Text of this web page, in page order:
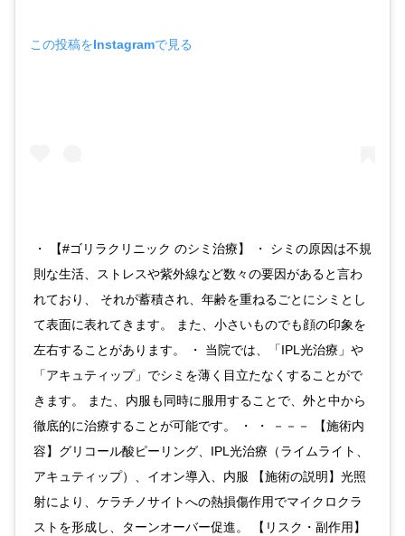
この投稿をInstagramで見る
・ 【#ゴリラクリニック のシミ治療】 ・ シミの原因は不規
則な生活、ストレスや紫外線など数々の要因があると言わ
れており、 それが蓄積され、年齢を重ねるごとにシミとし
て表面に表れてきます。 また、小さいものでも顔の印象を
左右することがあります。 ・ 当院では、「IPL光治療」や
「アキュティップ」でシミを薄く目立たなくすることがで
きます。 また、内服も同時に服用することで、外と中から
徹底的に治療することが可能です。 ・ ・ －－－ 【施術内
容】グリコール酸ピーリング、IPL光治療（ライムライト、
アキュティップ）、イオン導入、内服 【施術の説明】光照
射により、ケラチノサイトへの熱損傷作用でマイクロクラ
ストを形成し、ターンオーバー促進。 【リスク・副作用】